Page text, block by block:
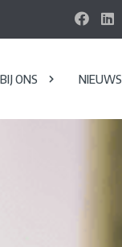
ONS NIEUWS